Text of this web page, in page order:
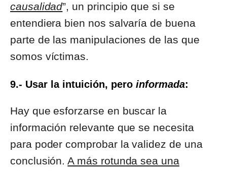
causalidad”, un principio que si se
entendiera bien nos salvaría de buena
parte de las manipulaciones de las que
somos víctimas.
9.- Usar la intuición, pero informada:
Hay que esforzarse en buscar la
información relevante que se necesita
para poder comprobar la validez de una
conclusión.A más rotunda sea una